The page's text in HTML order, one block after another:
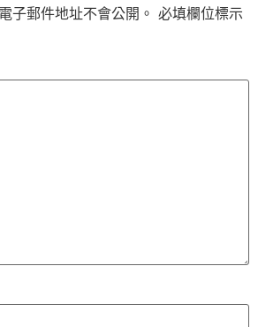
子郵件地址不會公開。 必填欄位標示